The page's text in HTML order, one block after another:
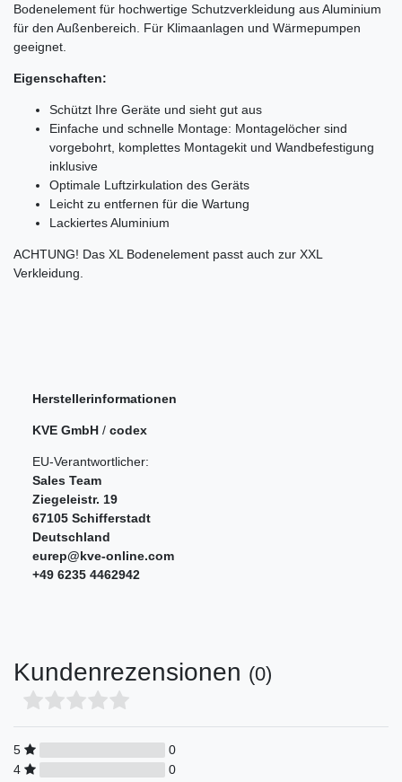
Bodenelement für hochwertige Schutzverkleidung aus Aluminium
für den Außenbereich. Für Klimaanlagen und Wärmepumpen
geeignet.
Eigenschaften:
Schützt Ihre Geräte und sieht gut aus
Einfache und schnelle Montage: Montagelöcher sind
vorgebohrt, komplettes Montagekit und Wandbefestigung
inklusive
Optimale Luftzirkulation des Geräts
Leicht zu entfernen für die Wartung
Lackiertes Aluminium
ACHTUNG! Das XL Bodenelement passt auch zur XXL
Verkleidung.
Herstellerinformationen
KVE GmbH / codex
EU-Verantwortlicher:
Sales Team
Ziegeleistr. 19
67105 Schifferstadt
Deutschland
eurep@kve-online.com
+49 6235 4462942
Kundenrezensionen (0)
5
0
4
0